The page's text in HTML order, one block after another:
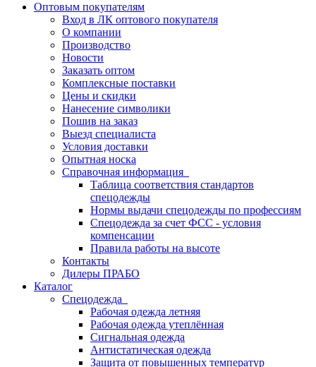
Оптовым покупателям
Вход в ЛК оптового покупателя
О компании
Производство
Новости
Заказать оптом
Комплексные поставки
Цены и скидки
Нанесение символики
Пошив на заказ
Выезд специалиста
Условия доставки
Опытная носка
Справочная информация
Таблица соответствия стандартов
спецодежды
Нормы выдачи спецодежды по профессиям
Спецодежда за счет ФСС - условия
компенсации
Правила работы на высоте
Контакты
Дилеры ПРАБО
Каталог
Спецодежда
Рабочая одежда летняя
Рабочая одежда утеплённая
Сигнальная одежда
Антистатическая одежда
Защита от повышенных температур